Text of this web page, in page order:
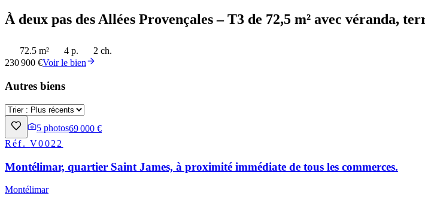
À deux pas des Allées Provençales – T3 de 72,5 m² avec véranda,
72.5 m² 4 p.
2 ch.
230 900 €Voir le bien
Autres biens
5 photos69 000 €
Réf.V0022
Montélimar, quartier Saint James, à proximité immédiate de tous les commerces.
Montélimar